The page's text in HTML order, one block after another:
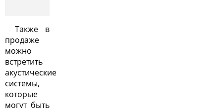
Также в
продаже
можно
встретить
акустические
системы,
которые
могут быть